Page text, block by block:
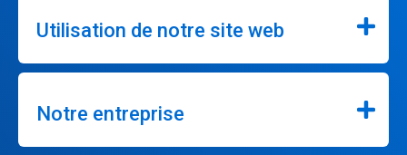
Utilisation de notre site web
Notre entreprise